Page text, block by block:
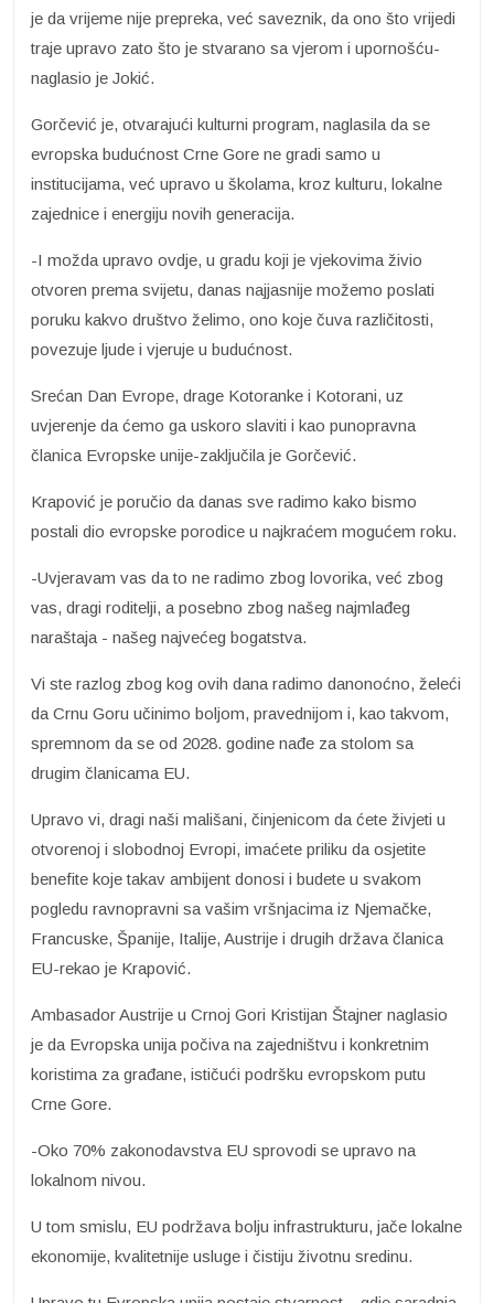
je da vrijeme nije prepreka, već saveznik, da ono što vrijedi
traje upravo zato što je stvarano sa vjerom i upornošću-
naglasio je Jokić.
Gorčević je, otvarajući kulturni program, naglasila da se
evropska budućnost Crne Gore ne gradi samo u
institucijama, već upravo u školama, kroz kulturu, lokalne
zajednice i energiju novih generacija.
-I možda upravo ovdje, u gradu koji je vjekovima živio
otvoren prema svijetu, danas najjasnije možemo poslati
poruku kakvo društvo želimo, ono koje čuva različitosti,
povezuje ljude i vjeruje u budućnost.
Srećan Dan Evrope, drage Kotoranke i Kotorani, uz
uvjerenje da ćemo ga uskoro slaviti i kao punopravna
članica Evropske unije-zaključila je Gorčević.
Krapović je poručio da danas sve radimo kako bismo
postali dio evropske porodice u najkraćem mogućem roku.
-Uvjeravam vas da to ne radimo zbog lovorika, već zbog
vas, dragi roditelji, a posebno zbog našeg najmlađeg
naraštaja - našeg najvećeg bogatstva.
Vi ste razlog zbog kog ovih dana radimo danonoćno, želeći
da Crnu Goru učinimo boljom, pravednijom i, kao takvom,
spremnom da se od 2028. godine nađe za stolom sa
drugim članicama EU.
Upravo vi, dragi naši mališani, činjenicom da ćete živjeti u
otvorenoj i slobodnoj Evropi, imaćete priliku da osjetite
benefite koje takav ambijent donosi i budete u svakom
pogledu ravnopravni sa vašim vršnjacima iz Njemačke,
Francuske, Španije, Italije, Austrije i drugih država članica
EU-rekao je Krapović.
Ambasador Austrije u Crnoj Gori Kristijan Štajner naglasio
je da Evropska unija počiva na zajedništvu i konkretnim
koristima za građane, ističući podršku evropskom putu
Crne Gore.
-Oko 70% zakonodavstva EU sprovodi se upravo na
lokalnom nivou.
U tom smislu, EU podržava bolju infrastrukturu, jače lokalne
ekonomije, kvalitetnije usluge i čistiju životnu sredinu.